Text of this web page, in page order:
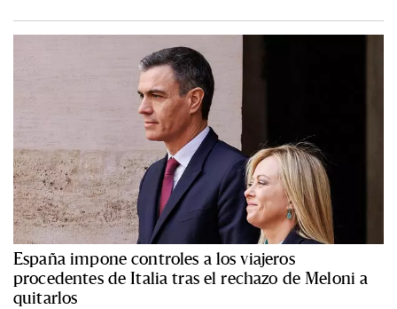
España impone controles a los viajeros
procedentes de Italia tras el rechazo de Meloni a
quitarlos